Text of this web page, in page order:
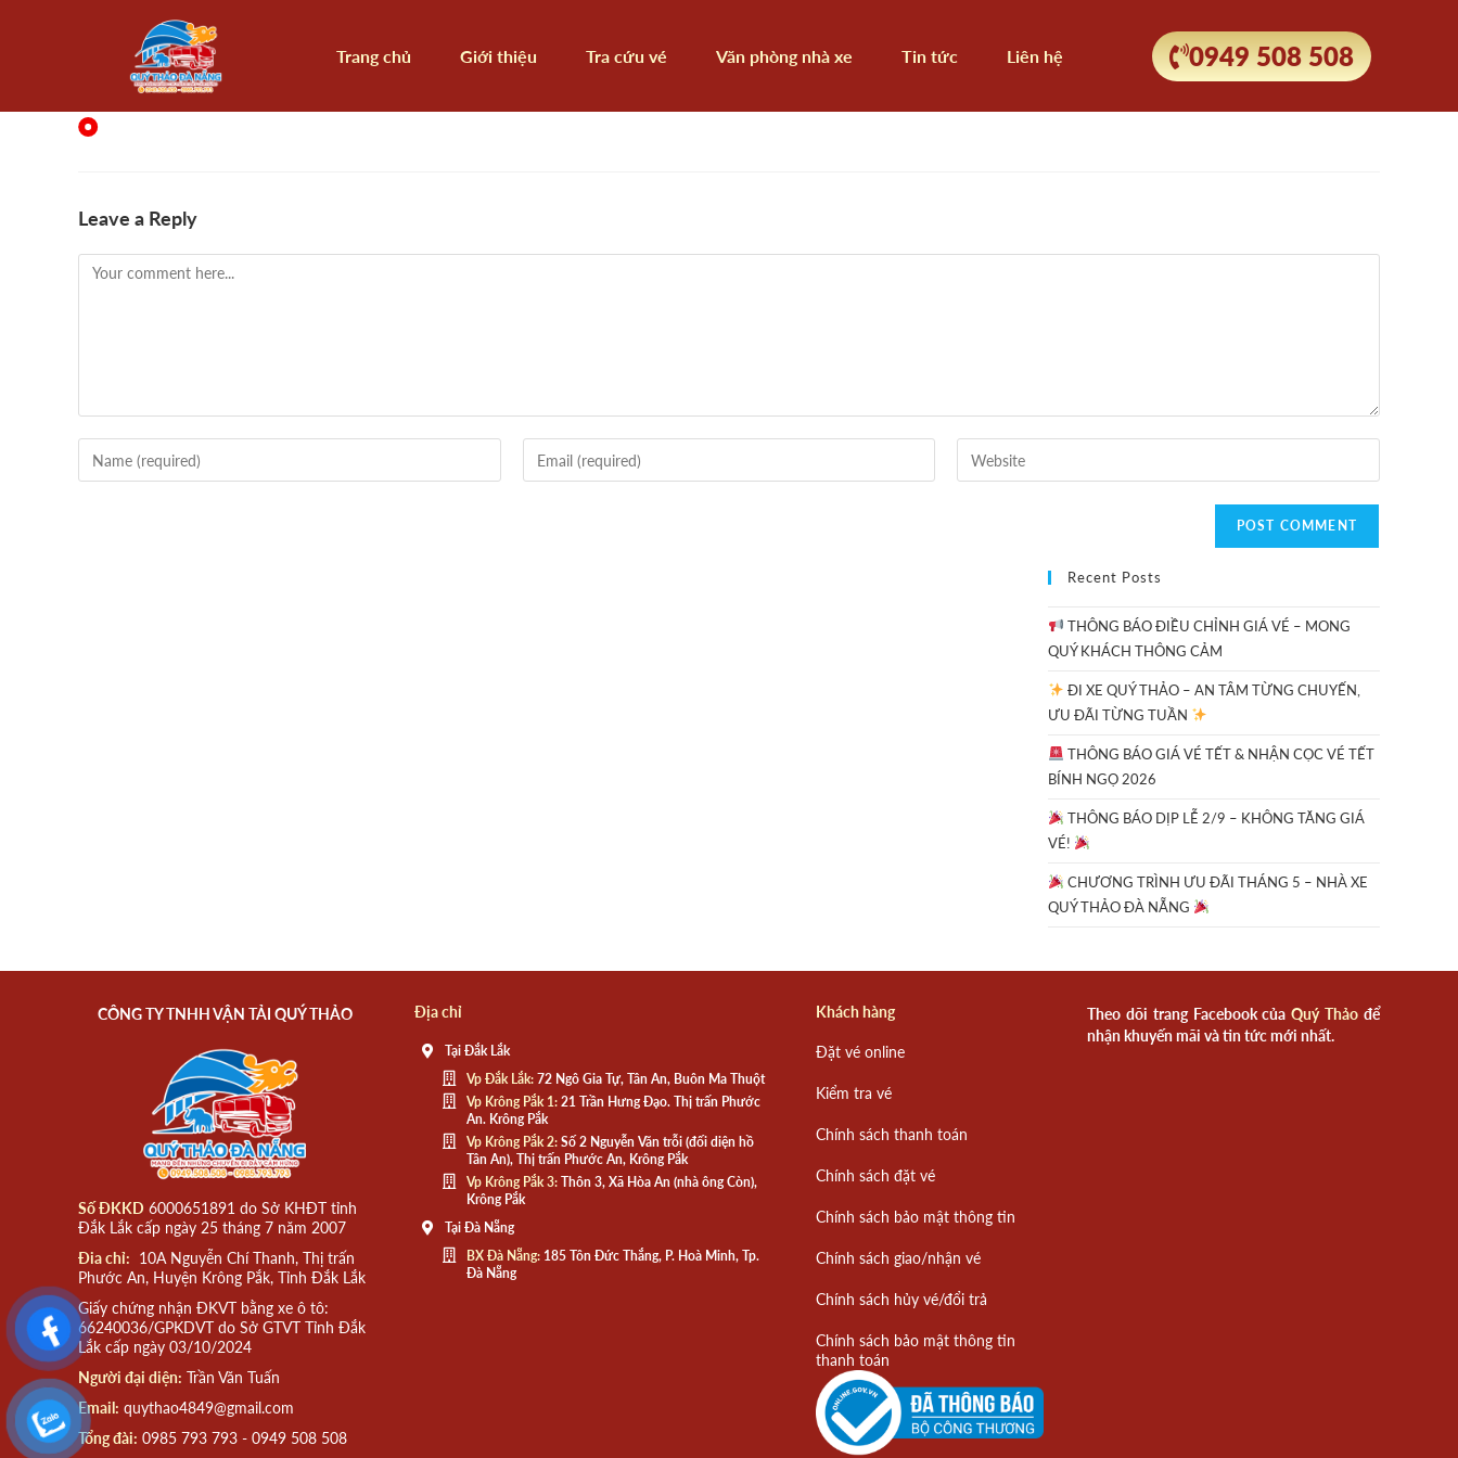
Trang chủ Giới thiệu Tra cứu vé Văn phòng nhà xe Tin tức Liên hệ 0949 508 508
Leave a Reply
Recent Posts
THÔNG BÁO ĐIỀU CHỈNH GIÁ VÉ – MONG
QUÝ KHÁCH THÔNG CẢM
ĐI XE QUÝ THẢO – AN TÂM TỪNG CHUYẾN,
ƯU ĐÃI TỪNG TUẦN
THÔNG BÁO GIÁ VÉ TẾT & NHẬN CỌC VÉ TẾT
BÍNH NGỌ 2026
THÔNG BÁO DỊP LỄ 2/9 – KHÔNG TĂNG GIÁ
VÉ!
CHƯƠNG TRÌNH ƯU ĐÃI THÁNG 5 – NHÀ XE
QUÝ THẢO ĐÀ NẴNG
CÔNG TY TNHH VẬN TẢI QUÝ THẢO
Số ĐKKD 6000651891 do Sở KHĐT tỉnh
Đắk Lắk cấp ngày 25 tháng 7 năm 2007
Đia chỉ: 10A Nguyễn Chí Thanh, Thị trấn
Phước An, Huyện Krông Pắk, Tỉnh Đắk Lắk
Giấy chứng nhận ĐKVT bằng xe ô tô:
66240036/GPKDVT do Sở GTVT Tỉnh Đắk
Lắk cấp ngày 03/10/2024
Người đại diện: Trần Văn Tuấn
Email: quythao4849@gmail.com
Tổng đài: 0985 793 793 - 0949 508 508
Địa chỉ
Tại Đắk Lắk
Vp Đắk Lắk:72 Ngô Gia Tự, Tân An, Buôn Ma Thuột
Vp Krông Pắk 1:21 Trần Hưng Đạo. Thị trấn Phước
An. Krông Pắk
Vp Krông Pắk 2:Số 2 Nguyễn Văn trỗi (đối diện hồ
Tân An), Thị trấn Phước An, Krông Pắk
Vp Krông Pắk 3:Thôn 3, Xã Hòa An (nhà ông Còn),
Krông Pắk
Tại Đà Nẵng
BX Đà Nẵng:185 Tôn Đức Thắng, P. Hoà Minh, Tp.
Đà Nẵng
Khách hàng
Đặt vé online
Kiểm tra vé
Chính sách thanh toán
Chính sách đặt vé
Chính sách bảo mật thông tin
Chính sách giao/nhận vé
Chính sách hủy vé/đổi trả
Chính sách bảo mật thông tin
thanh toán
Theo dõi trang Facebook củaQuý Thảo để
nhận khuyến mãi và tin tức mới nhất.